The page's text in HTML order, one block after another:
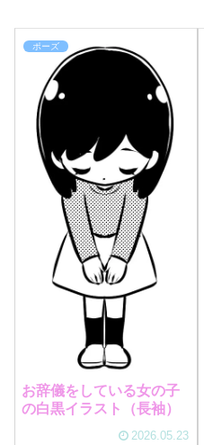
ポーズ
お辞儀をしている女の子
の白黒イラスト（長袖）
2026.05.23